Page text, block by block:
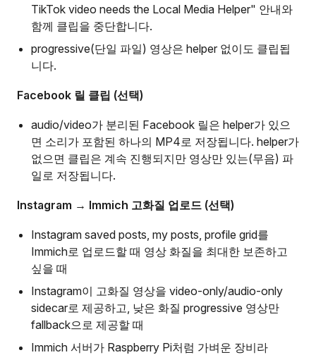
TikTok video needs the Local Media Helper" 안내와
함께 클립을 중단합니다.
progressive(단일 파일) 영상은 helper 없이도 클립됩
니다.
Facebook 릴 클립 (선택)
audio/video가 분리된 Facebook 릴은 helper가 있으
면 소리가 포함된 하나의 MP4로 저장됩니다. helper가
없으면 클립은 계속 진행되지만 영상만 있는(무음) 파
일로 저장됩니다.
Instagram → Immich 고화질 업로드 (선택)
Instagram saved posts, my posts, profile grid를
Immich로 업로드할 때 영상 화질을 최대한 보존하고
싶을 때
Instagram이 고화질 영상을 video-only/audio-only
sidecar로 제공하고, 낮은 화질 progressive 영상만
fallback으로 제공할 때
Immich 서버가 Raspberry Pi처럼 가벼운 장비라